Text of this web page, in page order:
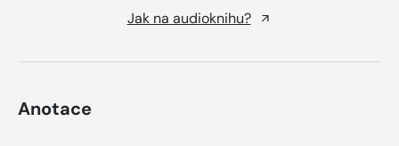
Jak na audioknihu?
Anotace